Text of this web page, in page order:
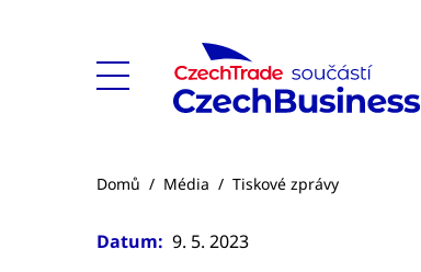
Domů / Média / Tiskové zprávy
Datum: 9. 5. 2023